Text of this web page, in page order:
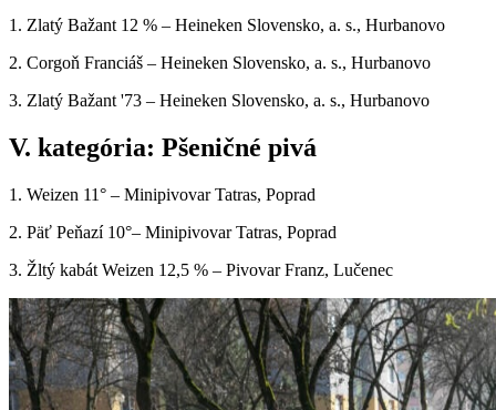
1. Zlatý Bažant 12 % – Heineken Slovensko, a. s., Hurbanovo
2. Corgoň Franciáš – Heineken Slovensko, a. s., Hurbanovo
3. Zlatý Bažant '73 – Heineken Slovensko, a. s., Hurbanovo
V. kategória: Pšeničné pivá
1. Weizen 11° – Minipivovar Tatras, Poprad
2. Päť Peňazí 10°– Minipivovar Tatras, Poprad
3. Žltý kabát Weizen 12,5 % – Pivovar Franz, Lučenec